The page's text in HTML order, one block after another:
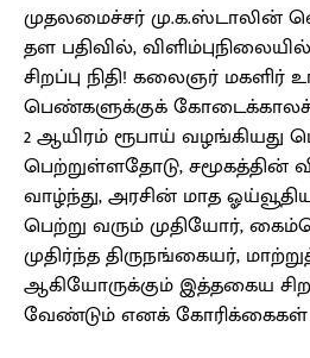
முதலமைச்சர் மு.க.ஸ்டாலின்
தள பதிவில்,
சிறப்பு நிதி! கலைஞர் மகளிர்
பெண்களுக்குக் கோடைக்காலச்
2 ஆயிரம் ரூபாய் வழங்கியது
பெற்றுள்ளதோடு, சமூகத்தின்
வாழ்ந்து, அரசின் மாத
பெற்று வரும் முதியோர்,
முதிர்ந்த திருநங்கையர்,
ஆகியோருக்கும் இத்தகைய
வேண்டும் எனக்